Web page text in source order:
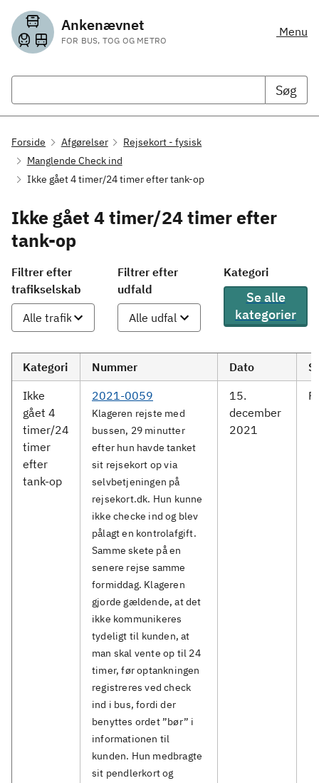
Ankenævnet
FOR BUS, TOG OG METRO
Menu
Søg
Forside Afgørelser
Rejsekort - fysisk
Manglende Check ind
Ikke gået 4 timer/24 timer efter tank-op
Ikke gået 4 timer/24 timer efter
tank-op
Filtrer efter
trafikselskab
Filtrer efter
udfald
Kategori
Se alle
kategorier
Kategori Nummer Dato
Ikke
gået 4
timer/24
timer
efter
tank-op
2021-0059
Klageren rejste med
bussen, 29 minutter
efter hun havde tanket
sit rejsekort op via
selvbetjeningen på
rejsekort.dk. Hun kunne
ikke checke ind og blev
pålagt en kontrolafgift.
Samme skete på en
senere rejse samme
formiddag. Klageren
gjorde gældende, at det
ikke kommunikeres
tydeligt til kunden, at
man skal vente op til 24
timer, før optankningen
registreres ved check
ind i bus, fordi der
benyttes ordet ”bør” i
informationen til
kunden. Hun medbragte
sit pendlerkort og
15.
december
2021